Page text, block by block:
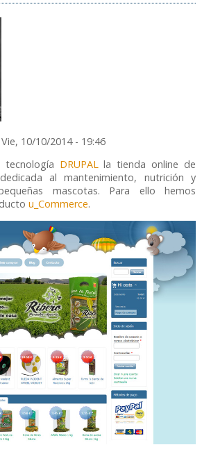
10/10/2014 - 19:46
tecnología DRUPALla tienda online de
al mantenimiento, nutrición y
mascotas. Para ello hemos
u_Commerce.